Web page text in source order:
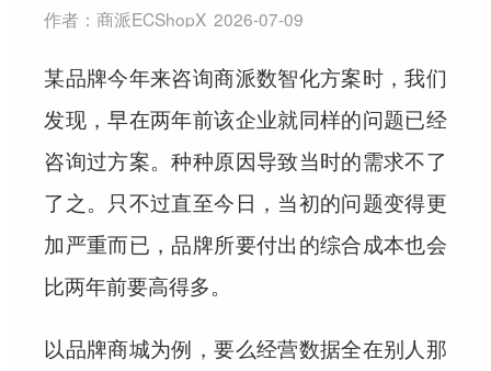
作者：商派ECShopX 2026-07-09
某品牌今年来咨询商派数智化方案时，我们
发现，早在两年前该企业就同样的问题已经
咨询过方案。种种原因导致当时的需求不了
了之。只不过直至今日，当初的问题变得更
加严重而已，品牌所要付出的综合成本也会
比两年前要高得多。
以品牌商城为例，要么经营数据全在别人那